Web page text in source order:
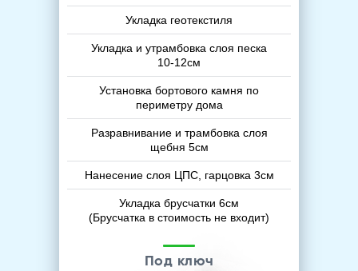
Под ключ
Укладка геотекстиля
Укладка и утрамбовка слоя песка
10-12см
Установка бортового камня по
периметру дома
Разравнивание и трамбовка слоя
щебня 5см
Нанесение слоя ЦПС, гарцовка 3см
Укладка брусчатки 6см
(Брусчатка в стоимость не входит)